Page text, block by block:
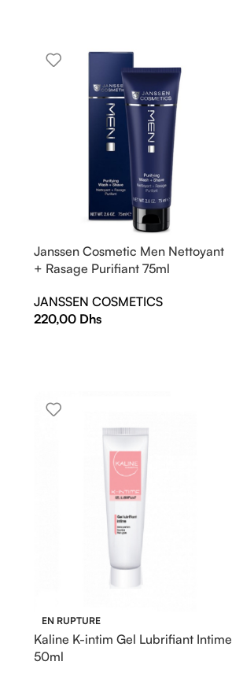
Janssen Cosmetic Men Nettoyant
+ Rasage Purifiant 75ml
JANSSEN COSMETICS
220,00 Dhs
EN RUPTURE
Kaline K-intim Gel Lubrifiant Intime
50ml